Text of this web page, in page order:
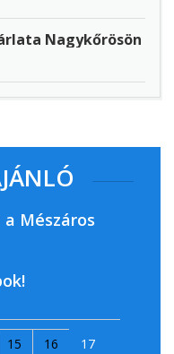
Nagykőrösön
Mészáros
15 16 17